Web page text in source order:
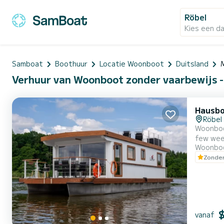
Röbel
Kies een
Samboat Boothuur Locatie Woonboot Duitsland
Verhuur van Woonboot zonder vaarbewijs
Röbel
few weeks. You are going to have an exceptional cruise on this woonboot of 14 meters.
passengers
We
vanaf